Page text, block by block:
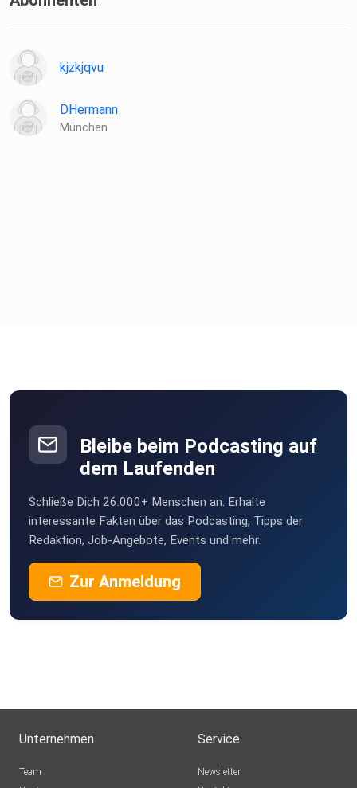
kjzkjqvu
DHermann
München
Bleibe beim Podcasting auf
dem Laufenden
Schließe Dich 26.000+ Menschen an. Erhalte
interessante Fakten über das Podcasting, Tipps der
Redaktion, Job-Angebote, Events und mehr.
Zur Anmeldung
Unternehmen
Team
Service
Newsletter